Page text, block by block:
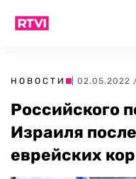
НОВОСТИ | 02.05.2022
Российского
Израиля
еврейских